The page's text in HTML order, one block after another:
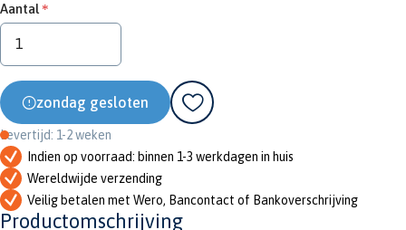
Aantal
zondag gesloten
Levertijd: 1-2 weken
Indien op voorraad: binnen 1-3 werkdagen in huis
Wereldwijde verzending
Veilig betalen met Wero, Bancontact of Bankoverschrijving
Productomschrijving